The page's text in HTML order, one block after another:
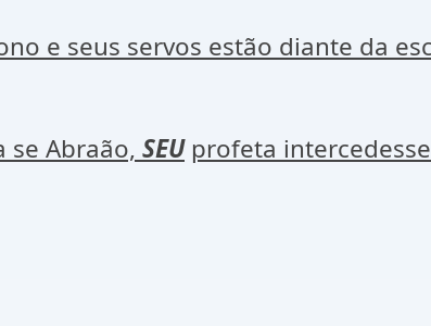
e seus servos estão diante da
se Abraão, SEU profeta